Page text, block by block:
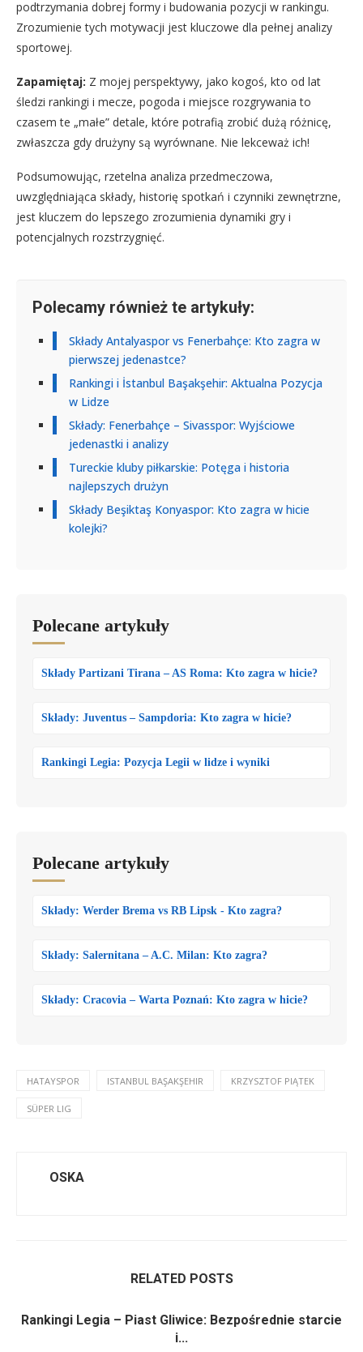
podtrzymania dobrej formy i budowania pozycji w rankingu.
Zrozumienie tych motywacji jest kluczowe dla pełnej analizy
sportowej.
Zapamiętaj: Z mojej perspektywy, jako kogoś, kto od lat
śledzi rankingi i mecze, pogoda i miejsce rozgrywania to
czasem te „małe” detale, które potrafią zrobić dużą różnicę,
zwłaszcza gdy drużyny są wyrównane. Nie lekceważ ich!
Podsumowując, rzetelna analiza przedmeczowa,
uwzględniająca składy, historię spotkań i czynniki zewnętrzne,
jest kluczem do lepszego zrozumienia dynamiki gry i
potencjalnych rozstrzygnięć.
Polecamy również te artykuły:
Składy Antalyaspor vs Fenerbahçe: Kto zagra w
pierwszej jedenastce?
Rankingi i İstanbul Başakşehir: Aktualna Pozycja
w Lidze
Składy: Fenerbahçe – Sivasspor: Wyjściowe
jedenastki i analizy
Tureckie kluby piłkarskie: Potęga i historia
najlepszych drużyn
Składy Beşiktaş Konyaspor: Kto zagra w hicie
kolejki?
Polecane artykuły
Składy Partizani Tirana – AS Roma: Kto zagra w hicie?
Składy: Juventus – Sampdoria: Kto zagra w hicie?
Rankingi Legia: Pozycja Legii w lidze i wyniki
Polecane artykuły
Składy: Werder Brema vs RB Lipsk - Kto zagra?
Składy: Salernitana – A.C. Milan: Kto zagra?
Składy: Cracovia – Warta Poznań: Kto zagra w hicie?
HATAYSPOR ISTANBUL BAŞAKŞEHIR KRZYSZTOF PIĄTEK
SÜPER LIG
OSKA
RELATED POSTS
Rankingi Legia – Piast Gliwice: Bezpośrednie starcie
i...